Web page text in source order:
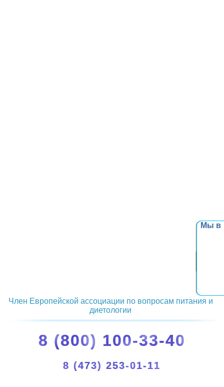
Мы в
Член Европейской ассоциации по вопросам питания и
диетологии
8 (800) 100-33-40
8 (473) 253-01-11